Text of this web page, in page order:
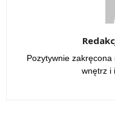
Pozytywnie
wnętrz i